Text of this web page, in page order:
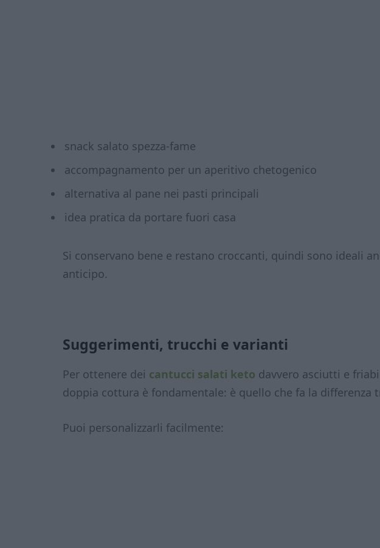
snack salato spezza-fame
accompagnamento per un aperitivo chetogenico
alternativa al pane nei pasti principali
idea pratica da portare fuori casa
Si conservano bene e restano croccanti, quindi sono ideali
anticipo.
Suggerimenti, trucchi e varianti
Per ottenere dei cantucci salati keto davvero asciutti e
doppia cottura è fondamentale: è quello che fa la differenza
Puoi personalizzarli facilmente: